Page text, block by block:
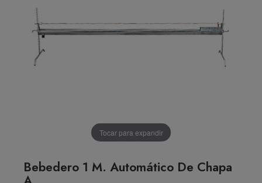
Tocar para expandir
Bebedero 1 M. Automático De Chapa